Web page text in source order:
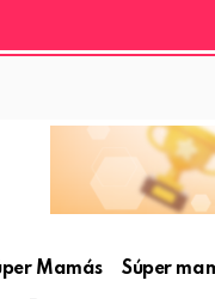
Mamás Súper